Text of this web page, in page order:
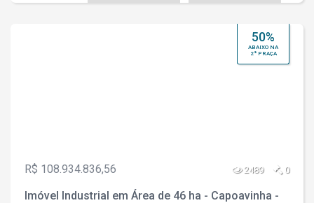
50%
ABAIXO NA
2ª PRAÇA
R$ 108.934.836,56 2489 0
Imóvel Industrial em Área de 46 ha - Capoavinha -